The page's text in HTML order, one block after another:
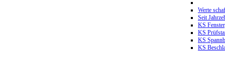
Werte
Seit
KS
KS
KS
KS